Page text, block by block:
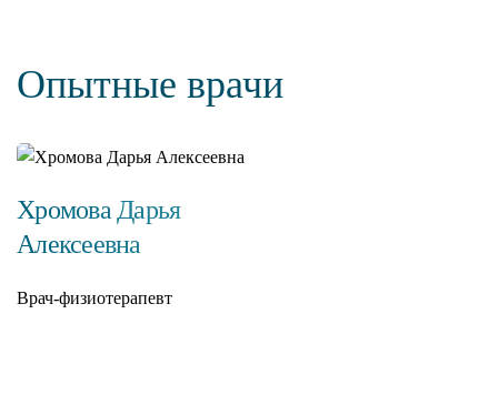
Опытные врачи
Хромова Дарья
Алексеевна
Врач-физиотерапевт